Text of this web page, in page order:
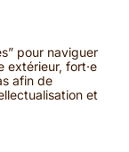
pour naviguer
extérieur, fort·e
afin de
et